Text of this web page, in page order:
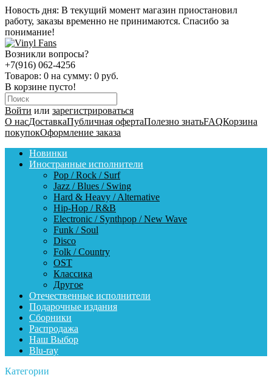
Новость дня: В текущий момент магазин приостановил
работу, заказы временно не принимаются. Спасибо за
понимание!
Возникли вопросы?
+7(916) 062-4256
Товаров: 0 на сумму: 0 руб.
В корзине пусто!
Войти или зарегистрироваться
О насДоставкаПубличная офертаПолезно знатьFAQКорзина
покупокОформление заказа
Новинки
Иностранные исполнители
Pop / Rock / Surf
Jazz / Blues / Swing
Hard & Heavy / Alternative
Hip-Hop / R&B
Electronic / Synthpop / New Wave
Funk / Soul
Disco
Folk / Country
OST
Классика
Другое
Отечественные исполнители
Подарочные издания
Сборники
Распродажа
Наш Выбор
Blu-ray
Категории